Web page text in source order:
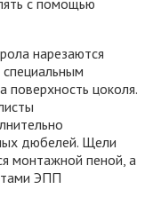
нарезаются
поверхность цоколя.
дюбелей. Щели
монтажной пеной, а
ЭПП